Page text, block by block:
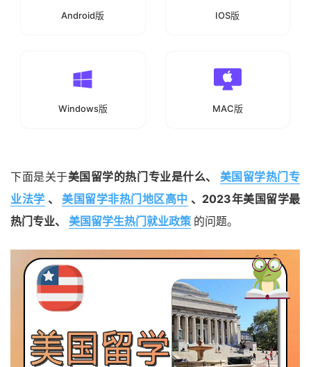
Android版 IOS版
Windows版 MAC版
下面是关于美国留学的热门专业是什么、
美国留学热门专
业法学 、 美国留学非热门地区高中 、2023年美国留学最
热门专业、
美国留学生热门就业政策 的问题。